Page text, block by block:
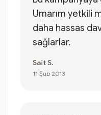
Umarım yetkili
daha hassas
sağlarlar.
Sait S.
11 Şub 2013